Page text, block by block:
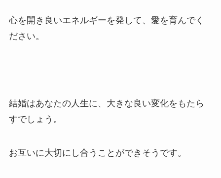
心を開き良いエネルギーを発して、愛を育んでく
ださい。
結婚はあなたの人生に、大きな良い変化をもたら
すでしょう。
お互いに大切にし合うことができそうです。